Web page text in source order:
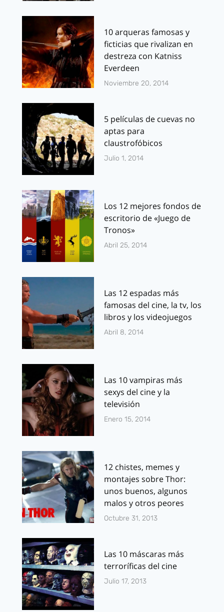
10 arqueras famosas y
ficticias que rivalizan en
destreza con Katniss
Everdeen
Noviembre 20, 2014
5 películas de cuevas no
aptas para
claustrofóbicos
Julio 1, 2014
Los 12 mejores fondos de
escritorio de «Juego de
Tronos»
Abril 25, 2014
Las 12 espadas más
famosas del cine, la tv, los
libros y los videojuegos
Abril 8, 2014
Las 10 vampiras más
sexys del cine y la
televisión
Enero 15, 2014
12 chistes, memes y
montajes sobre Thor:
unos buenos, algunos
malos y otros peores
Octubre 31, 2013
Las 10 máscaras más
terroríficas del cine
Julio 17, 2013